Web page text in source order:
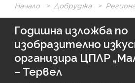
Начало > Добруджа >
Годишна изложба по
изобразително
организира ЦПЛР
– Тервел